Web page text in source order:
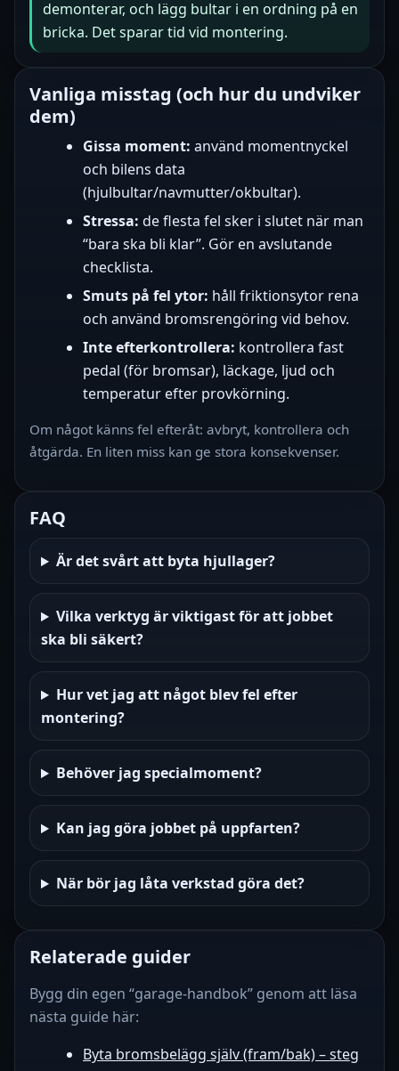
demonterar, och lägg bultar i en ordning på en
bricka. Det sparar tid vid montering.
Vanliga misstag (och hur du undviker
dem)
Gissa moment: använd momentnyckel
och bilens data
(hjulbultar/navmutter/okbultar).
Stressa: de flesta fel sker i slutet när man
“bara ska bli klar”. Gör en avslutande
checklista.
Smuts på fel ytor: håll friktionsytor rena
och använd bromsrengöring vid behov.
Inte efterkontrollera: kontrollera fast
pedal (för bromsar), läckage, ljud och
temperatur efter provkörning.
Om något känns fel efteråt: avbryt, kontrollera och
åtgärda. En liten miss kan ge stora konsekvenser.
FAQ
Är det svårt att byta hjullager?
Vilka verktyg är viktigast för att jobbet
ska bli säkert?
Hur vet jag att något blev fel efter
montering?
Behöver jag specialmoment?
Kan jag göra jobbet på uppfarten?
När bör jag låta verkstad göra det?
Relaterade guider
Bygg din egen “garage-handbok” genom att läsa
nästa guide här:
Byta bromsbelägg själv (fram/bak) – steg